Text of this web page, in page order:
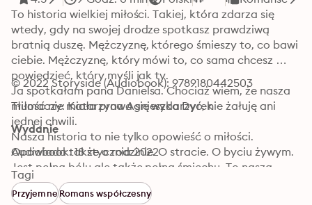
To historia wielkiej miłości. Takiej, która zdarza się
wtedy, gdy na swojej drodze spotkasz prawdziwą
bratnią duszę. Mężczyznę, którego śmieszy to, co bawi
ciebie. Mężczyznę, który mówi to, co sama chcesz
powiedzieć, który myśli jak ty.
Ja spotkałam pana Danielsa. Chociaż wiem, że nasza
miłość nie miała prawa się wydarzyć, nie żałuję ani
jednej chwili.
Nasza historia to nie tylko opowieść o miłości.
Opowiada także o rodzinie. O stracie. O byciu żywym.
Jest pełna bólu ale także pełna śmiechu. To nasza
historia.
Z tych wszystkich powodów nigdy nie przeproszę za to,
© 2022 Storyside (Audiobook): 9789180442503
Tłumaczy: Katarzyna Agnieszka Dyrek
Wydanie
Audiobook: 18 stycznia 2022
Tagi
PrzyjemneRomans współczesny